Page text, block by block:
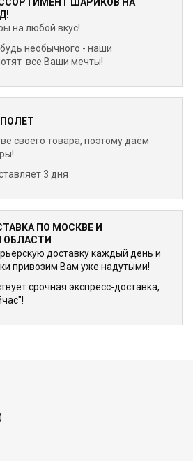
на любой вкус!
необычного - наши
все Ваши мечты!
своего товара, поэтому даем
3 дня
ПО МОСКВЕ И
ОБЛАСТИ
доставку каждый день и
привозим Вам уже надутыми!
срочная экспресс-доставка,